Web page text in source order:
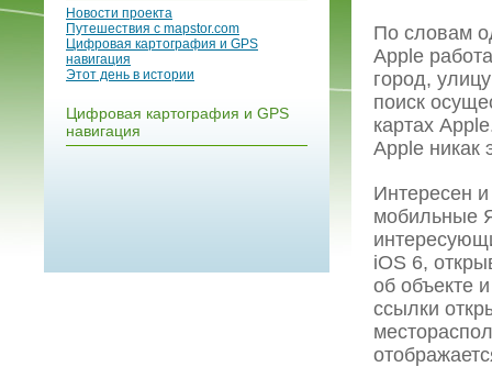
Новости проекта
Путешествия с mapstor.com
Цифровая картография и GPS
навигация
Этот день в истории
Цифровая картография и GPS
навигация
По словам
Apple
город,
поиск
картах
Apple никак
Интересен
мобильные
iOS 6,
об объекте
ссылки